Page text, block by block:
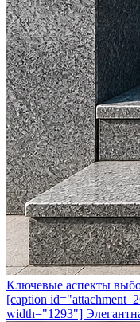
Ключевые аспекты
[caption
width="1293"]